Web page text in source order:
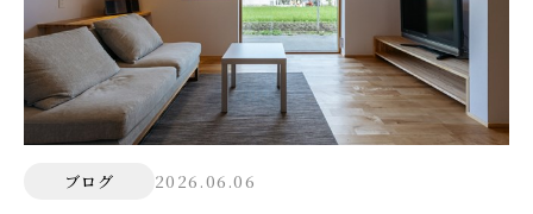
ブログ 2026.06.06